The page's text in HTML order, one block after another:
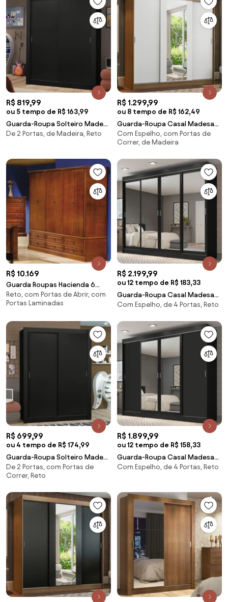
R$ 819,99
ou 5 tempo de R$ 163,99
Guarda-Roupa Solteiro Madesa
Dallas 2 Portas de Correr 2
De 2 Portas, de Madeira, Reto
R$ 1.299,99
ou 8 tempo de R$ 162,49
Guarda-Roupa Casal Madesa
Reno 3 Portas de Correr com
Espelho Rustic/Branco
Com Espelho, com Portas de
Correr, de Madeira
R$ 10.169
Guarda Roupas Hacienda 6
Portas Domus Móveis
Reto, com Portas de Abrir, com
Portas Laminadas
R$ 2.199,99
ou 12 tempo de R$ 183,33
Guarda-Roupa Casal Madesa
Austin 4 Portas de Correr de
Cor:Preto
Com Espelho, de 4 Portas, Reto
R$ 699,99
ou 4 tempo de R$ 174,99
Guarda-Roupa Solteiro Madesa
Denver 2 Portas de Correr
Preto Cor:Preto
De 2 Portas, com Portas de
Correr, Reto
R$ 1.899,99
ou 12 tempo de R$ 158,33
Guarda-Roupa Casal Madesa
Austin 4 Portas de Correr com
Com Espelho, de 4 Portas, Reto